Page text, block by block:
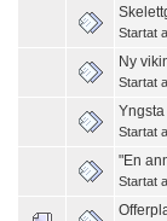
Startat
Ny
Startat
Startat
"En
Startat